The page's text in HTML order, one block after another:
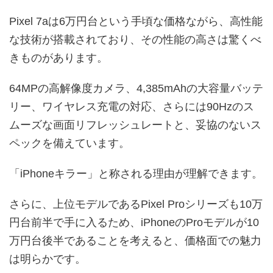
Pixel 7aは6万円台という手頃な価格ながら、高性能
な技術が搭載されており、その性能の高さは驚くべ
きものがあります。
64MPの高解像度カメラ、4,385mAhの大容量バッテ
リー、ワイヤレス充電の対応、さらには90Hzのス
ムーズな画面リフレッシュレートと、妥協のないス
ペックを備えています。
「iPhoneキラー」と称される理由が理解できます。
さらに、上位モデルであるPixel Proシリーズも10万
円台前半で手に入るため、iPhoneのProモデルが10
万円台後半であることを考えると、価格面での魅力
は明らかです。